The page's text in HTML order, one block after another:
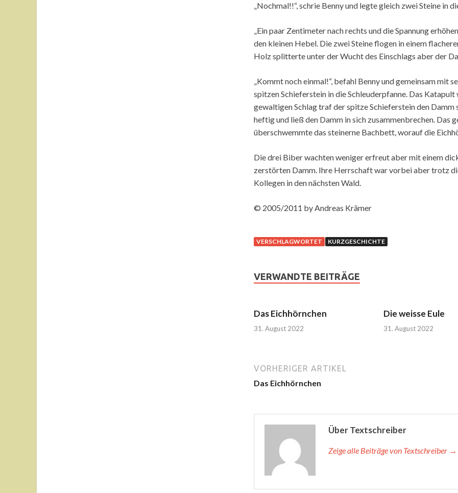
„Nochmal!!“, schrie Benny und legte gleich zwei Steine in
„Ein paar Zentimeter nach rechts und die Spannung
den kleinen Hebel. Die zwei Steine flogen in einem
Holz splitterte unter der Wucht des Einschlags aber der
„Kommt noch einmal!“, befahl Benny und gemeinsam mit
spitzen Schieferstein in die Schleuderpfanne. Das
gewaltigen Schlag traf der spitze Schieferstein den
heftig und ließ den Damm in sich zusammenbrechen. Das
überschwemmte das steinerne Bachbett, worauf die
Die drei Biber wachten weniger erfreut aber mit einem
zerstörten Damm. Ihre Herrschaft war vorbei aber trotz
Kollegen in den nächsten Wald.
© 2005/2011 by Andreas Krämer
VERSCHLAGWORTET KURZGESCHICHTE
VERWANDTE BEITRÄGE
Das Eichhörnchen
31. August 2022
Die weisse Eule
31. August 2022
VORHERIGER ARTIKEL
Das Eichhörnchen
Über Textschreiber
Zeige alle Beiträge von Textschreiber →